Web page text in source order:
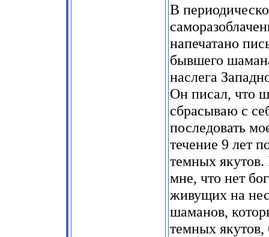
В
напечатано
бывшего
наслега
Он писал, что
сбрасываю с
последовать
течение 9 лет
темных якутов.
мне, что нет
живущих на
шаманов,
темных